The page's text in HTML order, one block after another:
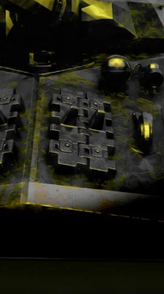
Chopper назвал вещь, которую
зря романтизируют в жизни
08.08 в 10:15
Vasilisa или by_Owl — кому
принадлежит твое сердечко?
в битве стримеров и получи
выиграть PS5
22
08.08 в 09:34
Maelstorm показал прогнозы
команду на групповой этап
International 2026